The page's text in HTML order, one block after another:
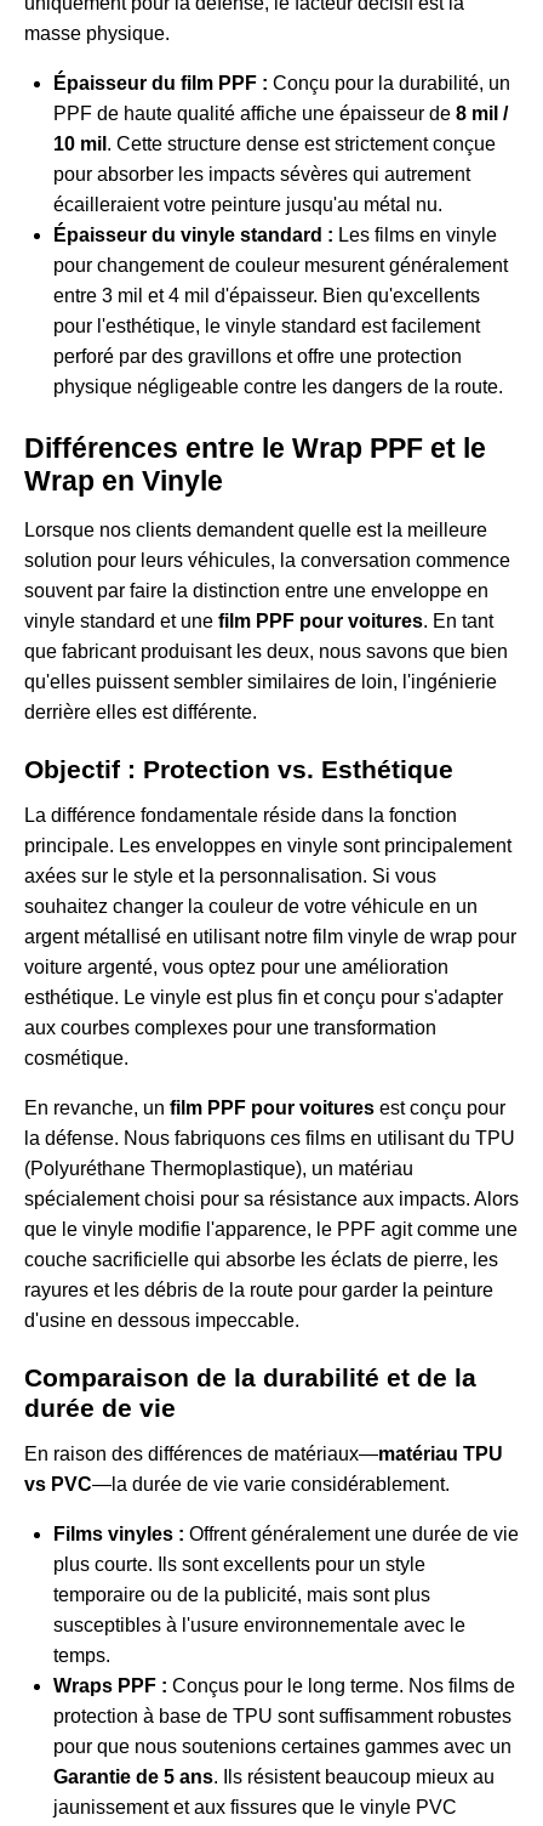
masse physique.
Épaisseur du film PPF : Conçu pour la durabilité, un
PPF de haute qualité affiche une épaisseur de 8 mil /
10 mil . Cette structure dense est strictement conçue
pour absorber les impacts sévères qui autrement
écailleraient votre peinture jusqu'au métal nu.
Épaisseur du vinyle standard : Les films en vinyle
pour changement de couleur mesurent généralement
entre 3 mil et 4 mil d'épaisseur. Bien qu'excellents
pour l'esthétique, le vinyle standard est facilement
perforé par des gravillons et offre une protection
physique négligeable contre les dangers de la route.
Différences entre le Wrap PPF et le
Wrap en Vinyle
Lorsque nos clients demandent quelle est la meilleure
solution pour leurs véhicules, la conversation commence
souvent par faire la distinction entre une enveloppe en
vinyle standard et une film PPF pour voitures. En tant
que fabricant produisant les deux, nous savons que bien
qu'elles puissent sembler similaires de loin, l'ingénierie
derrière elles est différente.
Objectif : Protection vs. Esthétique
La différence fondamentale réside dans la fonction
principale. Les enveloppes en vinyle sont principalement
axées sur le style et la personnalisation. Si vous
souhaitez changer la couleur de votre véhicule en un
argent métallisé en utilisant notre film vinyle de wrap pour
voiture argenté, vous optez pour une amélioration
esthétique. Le vinyle est plus fin et conçu pour s'adapter
aux courbes complexes pour une transformation
cosmétique.
En revanche, un film PPF pour voitures est conçu pour
la défense. Nous fabriquons ces films en utilisant du TPU
(Polyuréthane Thermoplastique), un matériau
spécialement choisi pour sa résistance aux impacts. Alors
que le vinyle modifie l'apparence, le PPF agit comme une
couche sacrificielle qui absorbe les éclats de pierre, les
rayures et les débris de la route pour garder la peinture
d'usine en dessous impeccable.
Comparaison de la durabilité et de la
durée de vie
En raison des différences de matériaux—matériau TPU
vs PVC—la durée de vie varie considérablement.
Films vinyles : Offrent généralement une durée de vie
plus courte. Ils sont excellents pour un style
temporaire ou de la publicité, mais sont plus
susceptibles à l'usure environnementale avec le
temps.
Wraps PPF : Conçus pour le long terme. Nos films de
protection à base de TPU sont suffisamment robustes
pour que nous soutenions certaines gammes avec un
Garantie de 5 ans. Ils résistent beaucoup mieux au
jaunissement et aux fissures que le vinyle PVC